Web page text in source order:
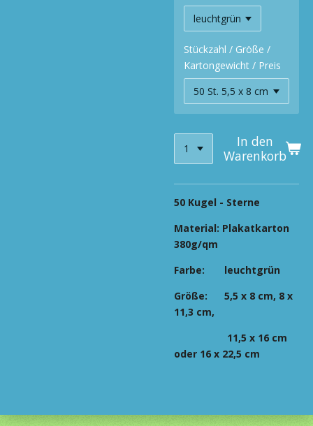
Stückzahl / Größe /
Kartongewicht / Preis
In den
Warenkorb
50 Kugel - Sterne
Material: Plakatkarton
380g/qm
Farbe: leuchtgrün
Größe: 5,5 x 8 cm, 8 x
11,3 cm,
11,5 x 16 cm
oder 16 x 22,5 cm